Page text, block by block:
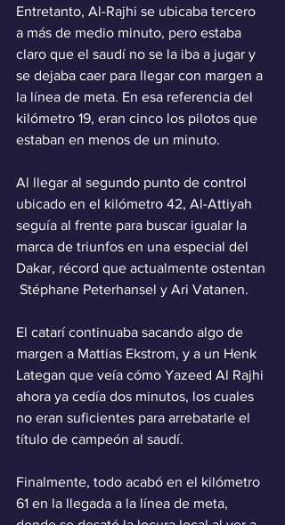
Entretanto, Al-Rajhi se ubicaba tercero
a más de medio minuto, pero estaba
claro que el saudí no se la iba a jugar y
se dejaba caer para llegar con margen a
la línea de meta. En esa referencia del
kilómetro 19, eran cinco los pilotos que
estaban en menos de un minuto.
Al llegar al segundo punto de control
ubicado en el kilómetro 42, Al-Attiyah
seguía al frente para buscar igualar la
marca de triunfos en una especial del
Dakar, récord que actualmente ostentan
Stéphane Peterhansel y Ari Vatanen.
El catarí continuaba sacando algo de
margen a Mattias Ekstrom, y a un Henk
Lategan que veía cómo Yazeed Al Rajhi
ahora ya cedía dos minutos, los cuales
no eran suficientes para arrebatarle el
título de campeón al saudí.
Finalmente, todo acabó en el kilómetro
61 en la llegada a la línea de meta,